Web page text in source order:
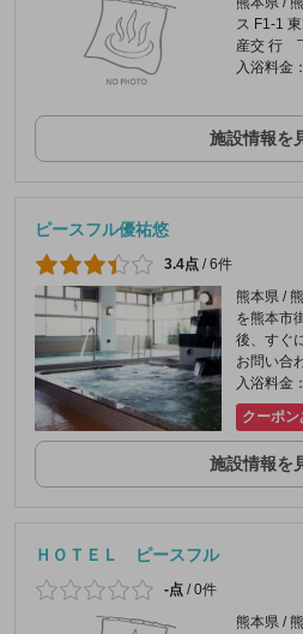
ス F1-1
産交 行
入浴料金
施設情報を
ピースフル優祐悠
3.4点 /6件
熊本県 /
を熊本市
後、すぐ
お問い合
入浴料金
クーポン
施設情報を
ＨＯＴＥＬ ピースフル
-点 /0件
熊本県 /